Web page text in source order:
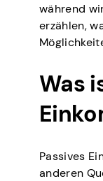
während
erzählen,
Was
Passives
anderen